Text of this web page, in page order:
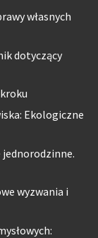
własnych
dotyczący
Ekologiczne
wyzwania i